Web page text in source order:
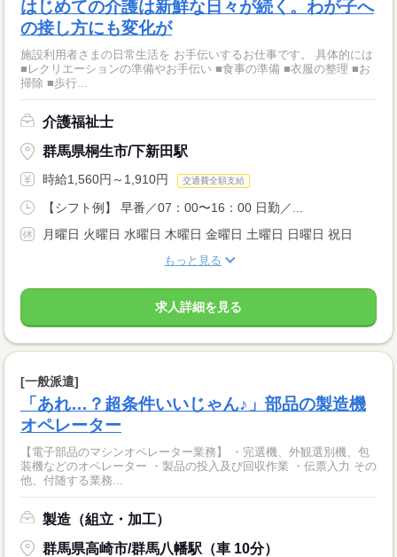
はじめての介護は新鮮な日々が続く。わが子へ
の接し方にも変化が
施設利用者さまの日常生活を お手伝いするお仕事です。 具体的には
■レクリエーションの準備やお手伝い ■食事の準備 ■衣服の整理 ■お
掃除 ■歩行...
介護福祉士
群馬県桐生市/下新田駅
時給1,560円～1,910円 交通費全額支給
【シフト例】 早番／07：00〜16：00 日勤／...
月曜日 火曜日 水曜日 木曜日 金曜日 土曜日 日曜日 祝日
もっと見る
求人詳細を見る
[一般派遣]
「あれ…？超条件いいじゃん♪」部品の製造機
オペレーター
【電子部品のマシンオペレーター業務】 ・完選機、外観選別機、包
装機などのオペレーター ・製品の投入及び回収作業 ・伝票入力 その
他、付随する業務...
製造（組立・加工）
群馬県高崎市/群馬八幡駅（車 10分）